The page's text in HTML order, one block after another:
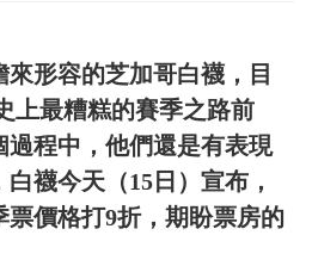
形容的芝加哥白襪，目
上最糟糕的賽季之路前
過程中，他們還是有表現
襪今天（15日）宣布，
票價格打9折，期盼票房的